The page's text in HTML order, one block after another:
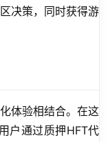
决策，同时获得游
体验相结合。在这
户通过质押HFT代